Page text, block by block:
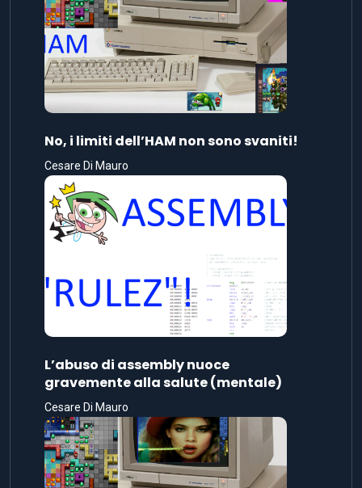
No, i limiti dell’HAM non sono svaniti!
Cesare Di Mauro
L’abuso di assembly nuoce
gravemente alla salute (mentale)
Cesare Di Mauro